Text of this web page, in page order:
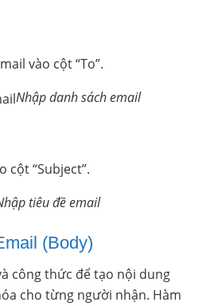
vào cột “To”.
Nhập danh sách email
cột “Subject”.
tiêu đề email
(Body)
công thức để tạo nội dung
cho từng người nhận. Hàm